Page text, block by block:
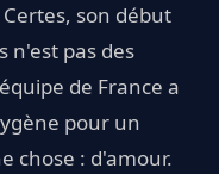
son début
n'est pas des
de France a
pour un
chose : d'amour.